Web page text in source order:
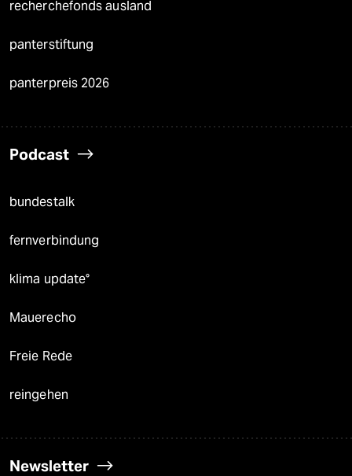
recherchefonds ausland
panterstiftung
panterpreis 2026
Podcast
bundestalk
fernverbindung
klima update°
Mauerecho
Freie Rede
reingehen
Newsletter